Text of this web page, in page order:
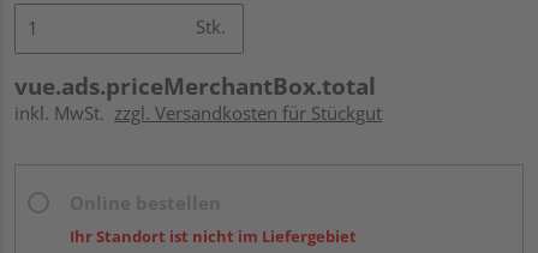
Stk.
vue.ads.priceMerchantBox.total
inkl. MwSt. zzgl. Versandkosten für Stückgut
Ihr Standort ist nicht im Liefergebiet